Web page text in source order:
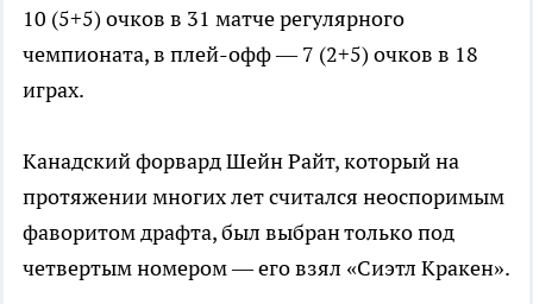
10 (5+5) очков в 31 матче регулярного
чемпионата, в плей-офф — 7 (2+5) очков в 18
играх.
Канадский форвард Шейн Райт, который на
протяжении многих лет считался неоспоримым
фаворитом драфта, был выбран только под
четвертым номером — его взял «Сиэтл Кракен».